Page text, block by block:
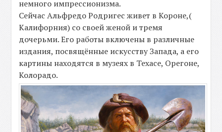
немного импрессионизма.
Сейчас Альфредо Родригес живет в Короне,(
Калифорния) со своей женой и тремя
дочерьми. Его работы включены в различные
издания, посвящённые искусству Запада, а его
картины находятся в музеях в Техасе, Орегоне,
Колорадо.